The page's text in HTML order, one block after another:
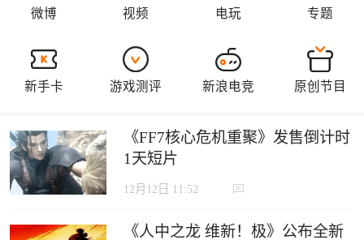
《FF7核心危机重聚》发售倒计时
1天短片
12月12日 11:52
《人中之龙 维新！极》公布全新